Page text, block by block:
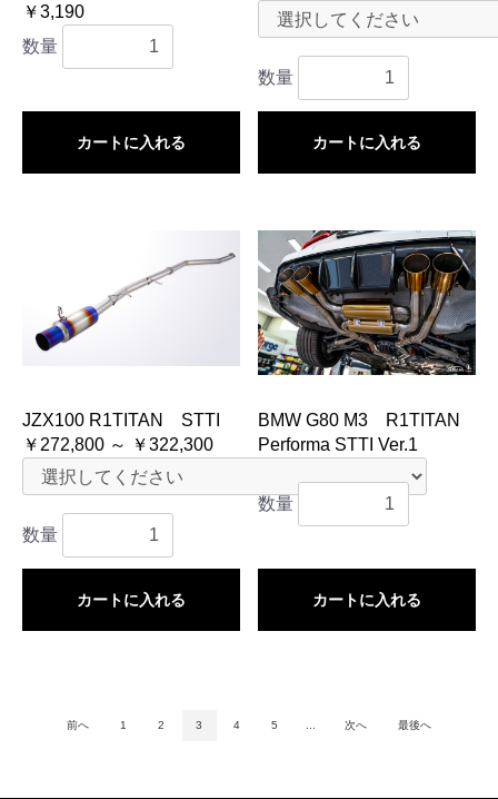
￥3,190
数量
カートに入れる
数量
カートに入れる
JZX100 R1TITAN STTI
￥272,800 ～ ￥322,300
数量
カートに入れる
BMW G80 M3 R1TITAN
Performa STTI Ver.1
数量
カートに入れる
前へ 1 2 3 4 5 次へ 最後へ